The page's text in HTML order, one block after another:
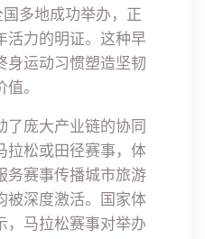
国多地成功举办，正
活力的明证。这种早
身运动习惯塑造坚韧
。
了庞大产业链的协同
拉松或田径赛事，体
务赛事传播城市旅游
被深度激活。国家体
，马拉松赛事对举办